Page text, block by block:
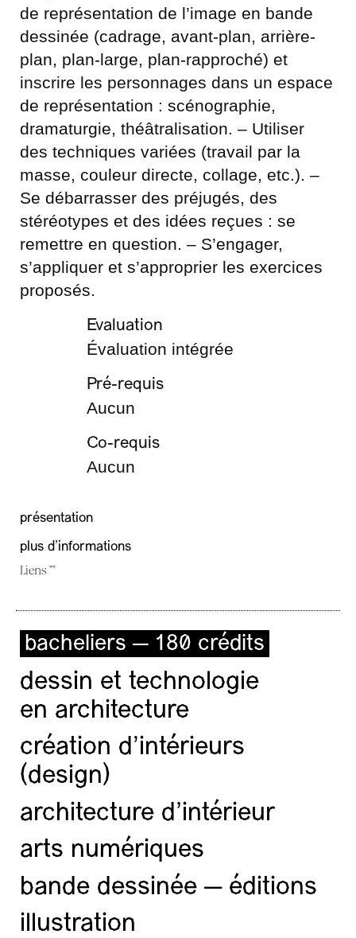
de représentation de l’image en bande
dessinée (cadrage, avant-plan, arrière-
plan, plan-large, plan-rapproché) et
inscrire les personnages dans un espace
de représentation : scénographie,
dramaturgie, théâtralisation. – Utiliser
des techniques variées (travail par la
masse, couleur directe, collage, etc.). –
Se débarrasser des préjugés, des
stéréotypes et des idées reçues : se
remettre en question. – S’engager,
s’appliquer et s’approprier les exercices
proposés.
Evaluation
Évaluation intégrée
Pré-requis
Aucun
Co-requis
Aucun
présentation
plus d'informations
Liens ""
bacheliers — 180 crédits
dessin et technologie
en architecture
création d'intérieurs
(design)
architecture d’intérieur
arts numériques
bande dessinée — éditions
illustration